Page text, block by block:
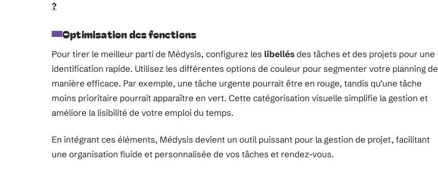
?
Optimisation des fonctions
Pour tirer le meilleur parti de Médysis, configurez les libellésdes tâches et des projets pour une
identification rapide. Utilisez les différentes options de couleur pour segmenter votre planning de
manière efficace. Par exemple, une tâche urgente pourrait être en rouge, tandis qu’une tâche
moins prioritaire pourrait apparaître en vert. Cette catégorisation visuelle simplifie la gestion et
améliore la lisibilité de votre emploi du temps.
En intégrant ces éléments, Médysis devient un outil puissant pour la gestion de projet, facilitant
une organisation fluide et personnalisée de vos tâches et rendez-vous.